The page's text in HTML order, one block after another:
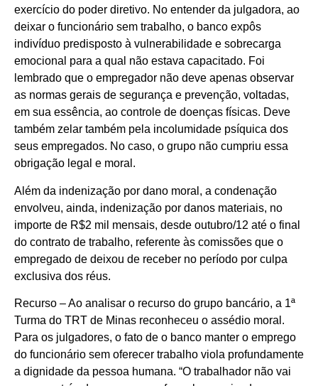
exercício do poder diretivo. No entender da julgadora, ao
deixar o funcionário sem trabalho, o banco expôs
indivíduo predisposto à vulnerabilidade e sobrecarga
emocional para a qual não estava capacitado. Foi
lembrado que o empregador não deve apenas observar
as normas gerais de segurança e prevenção, voltadas,
em sua essência, ao controle de doenças físicas. Deve
também zelar também pela incolumidade psíquica dos
seus empregados. No caso, o grupo não cumpriu essa
obrigação legal e moral.
Além da indenização por dano moral, a condenação
envolveu, ainda, indenização por danos materiais, no
importe de R$2 mil mensais, desde outubro/12 até o final
do contrato de trabalho, referente às comissões que o
empregado de deixou de receber no período por culpa
exclusiva dos réus.
Recurso – Ao analisar o recurso do grupo bancário, a 1ª
Turma do TRT de Minas reconheceu o assédio moral.
Para os julgadores, o fato de o banco manter o emprego
do funcionário sem oferecer trabalho viola profundamente
a dignidade da pessoa humana. “O trabalhador não vai